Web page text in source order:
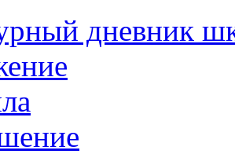
дневник